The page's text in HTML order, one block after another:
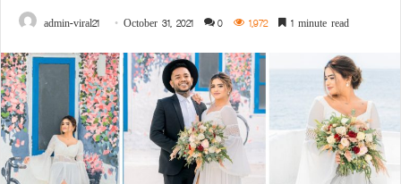
admin-viral21 October 31, 2021 0 1,972 1 minute read